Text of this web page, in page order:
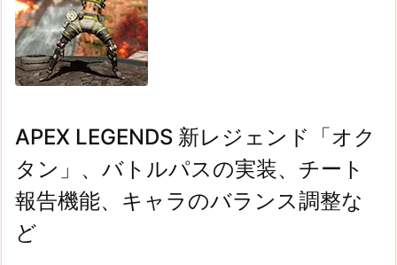
APEX LEGENDS 新レジェンド「オク
タン」、バトルパスの実装、チート
報告機能、キャラのバランス調整な
ど